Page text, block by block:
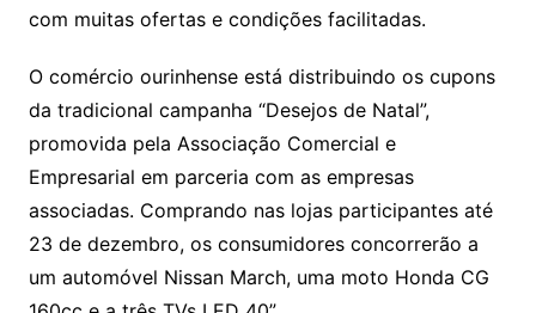
com muitas ofertas e condições facilitadas.
O comércio ourinhense está distribuindo os cupons
da tradicional campanha “Desejos de Natal”,
promovida pela Associação Comercial e
Empresarial em parceria com as empresas
associadas. Comprando nas lojas participantes até
23 de dezembro, os consumidores concorrerão a
um automóvel Nissan March, uma moto Honda CG